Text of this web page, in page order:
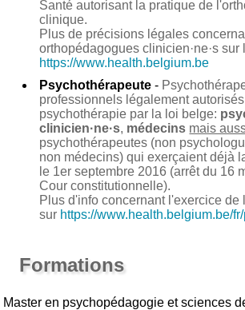
Santé autorisant la pratique de
clinique.
Plus de précisions légales
orthopédagogues clinicien·ne·s sur
https://www.health.belgium.be
Psychothérapeute -
professionnels légalement
psychothérapie par la loi belge:
clinicien·ne·s, médecins mais
psychothérapeutes (non
non médecins) qui exerçaient déjà
le 1er septembre 2016 (arrêt du 16
Cour constitutionnelle).
Plus d'info concernant l'exercice de
sur https://www.health.belgium.be/
Formations
Master en psychopédagogie et sciences